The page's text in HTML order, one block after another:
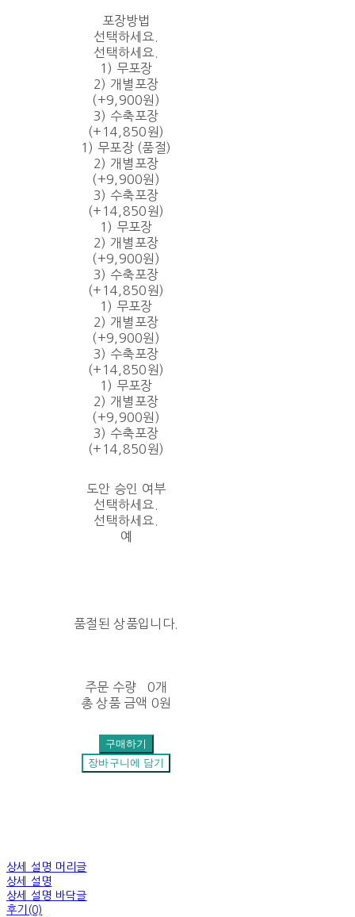
포장방법
선택하세요.
선택하세요.
1) 무포장
2) 개별포장
(+9,900원)
3) 수축포장
(+14,850원)
1) 무포장 (품절)
2) 개별포장
(+9,900원)
3) 수축포장
(+14,850원)
1) 무포장
2) 개별포장
(+9,900원)
3) 수축포장
(+14,850원)
1) 무포장
2) 개별포장
(+9,900원)
3) 수축포장
(+14,850원)
1) 무포장
2) 개별포장
(+9,900원)
3) 수축포장
(+14,850원)
도안 승인 여부
선택하세요.
선택하세요.
예
품절된 상품입니다.
주문 수량
0개
총 상품 금액 0원
구매하기
장바구니에 담기
상세 설명 머리글
상세 설명
상세 설명 바닥글
후기(0)